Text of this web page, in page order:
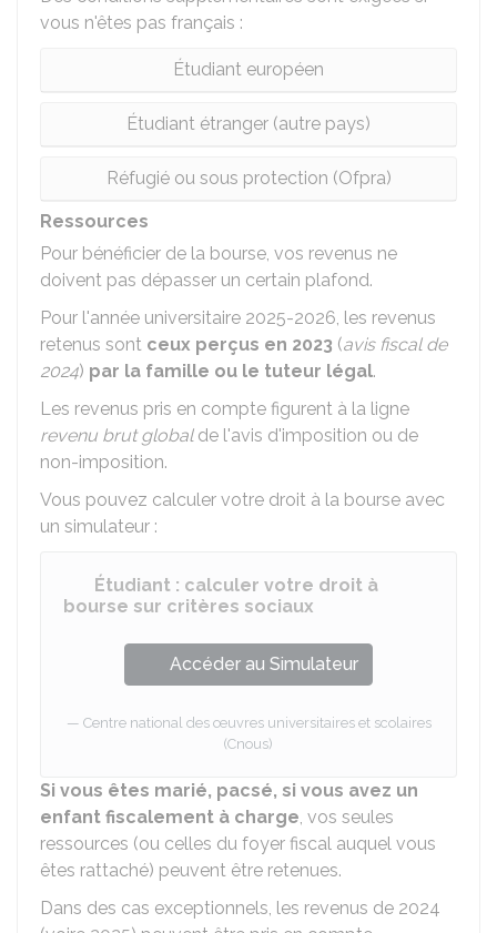
vous n'êtes pas français :
Étudiant européen
Étudiant étranger (autre pays)
Réfugié ou sous protection (Ofpra)
Ressources
Pour bénéficier de la bourse, vos revenus ne
doivent pas dépasser un certain plafond.
Pour l'année universitaire 2025-2026, les revenus
retenus sont ceux perçus en 2023 (avis fiscal de
2024) par la famille ou le tuteur légal.
Les revenus pris en compte figurent à la ligne
revenu brut globalde l'avis d'imposition ou de
non-imposition.
Vous pouvez calculer votre droit à la bourse avec
un simulateur :
Étudiant : calculer votre droit à
bourse sur critères sociaux
Accéder au Simulateur
Centre national des œuvres universitaires et scolaires
(Cnous)
Si vous êtes marié, pacsé, si vous avez un
enfant fiscalement à charge, vos seules
ressources (ou celles du foyer fiscal auquel vous
êtes rattaché) peuvent être retenues.
Dans des cas exceptionnels, les revenus de 2024